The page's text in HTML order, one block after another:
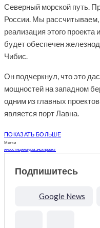
Северный морской путь.
России. Мы
реализация этого проекта
будет обеспечен
Чибис.
Он подчеркнул, что это
мощностей на западном
одним из главных
является порт Лавна.
ПОКАЗАТЬ БОЛЬШЕ
Метки
инвестициимурманскпроект
Подпишитесь
Google News